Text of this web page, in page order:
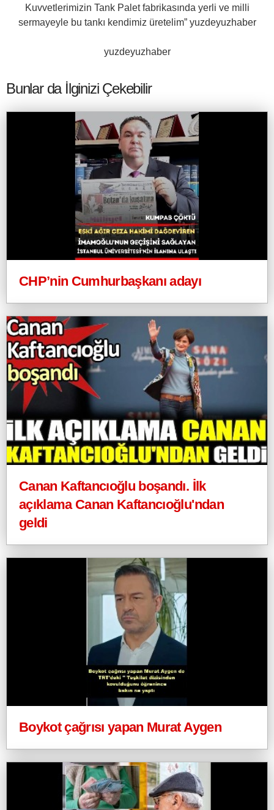
Kuvvetlerimizin Tank Palet fabrikasında yerli ve milli
sermayeyle bu tankı kendimiz üretelim” yuzdeyuzhaber
yuzdeyuzhaber
Bunlar da İlginizi Çekebilir
CHP’nin Cumhurbaşkanı adayı
Canan Kaftancıoğlu boşandı. İlk
açıklama Canan Kaftancıoğlu'ndan
geldi
Boykot çağrısı yapan Murat Aygen